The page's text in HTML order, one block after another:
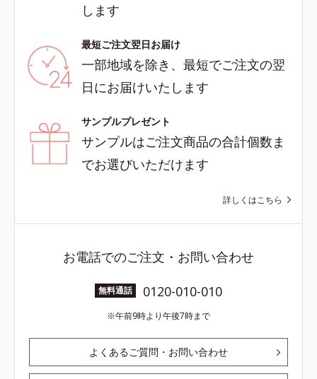
します
最短ご注文翌日お届け
一部地域を除き、最短でご注文の翌
日にお届けいたします
サンプルプレゼント
サンプルはご注文商品の合計個数ま
でお選びいただけます
詳しくはこちら
お電話でのご注文・お問い合わせ
無料通話 0120-010-010
午前9時より午後7時まで
よくあるご質問・お問い合わせ